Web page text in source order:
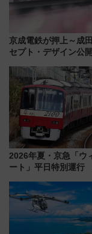
京成電鉄が押上～成
セプト・デザイン公
2026年夏・京急「ウ
ート」平日特別運行
三浦海岸を堪能でき
プランもご紹介